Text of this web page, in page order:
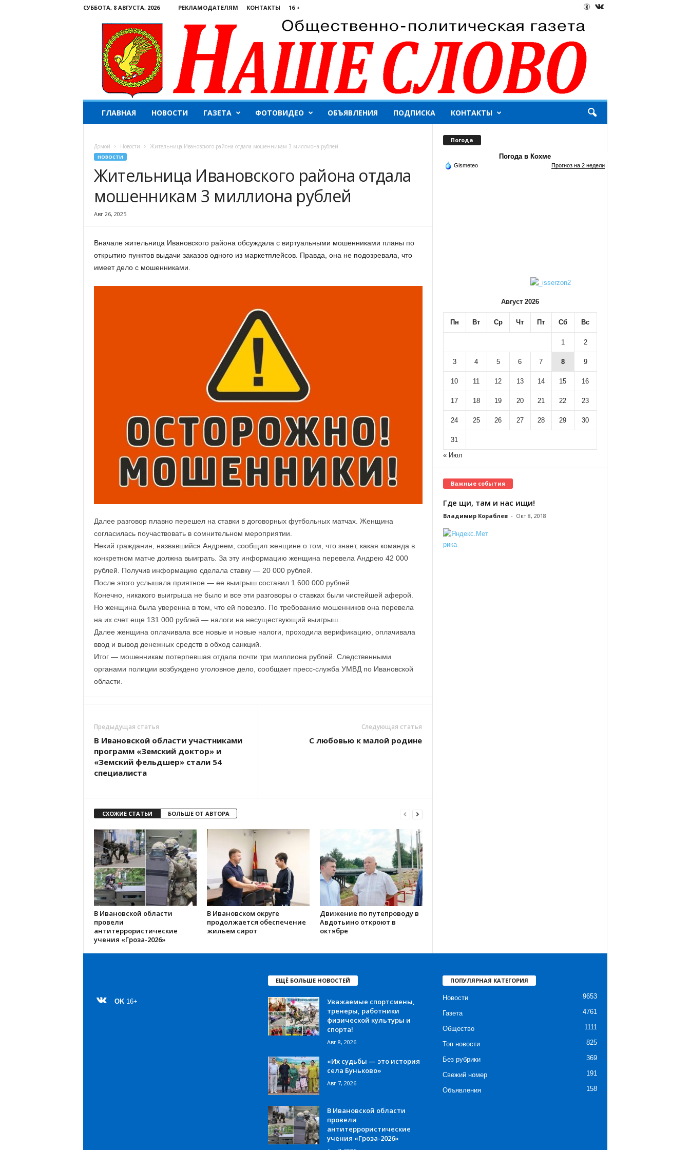
СУББОТА, 8 АВГУСТА, 2026 РЕКЛАМОДАТЕЛЯМ КОНТАКТЫ 16 +
ш
ГЛАВНАЯ НОВОСТИ ГАЗЕТА ФОТОВИДЕО ОБЪЯВЛЕНИЯ ПОДПИСКА КОНТАКТЫ
Домой Новости Жительница Ивановского района отдала мошенникам 3 миллиона рублей
НОВОСТИ
Жительница Ивановского района отдала
мошенникам 3 миллиона рублей
Авг 26, 2025
Вначале жительница Ивановского района обсуждала с виртуальными мошенниками планы по
открытию пунктов выдачи заказов одного из маркетплейсов. Правда, она не подозревала, что
имеет дело с мошенниками.
Далее разговор плавно перешел на ставки в договорных футбольных матчах. Женщина
согласилась поучаствовать в сомнительном мероприятии.
Некий гражданин, назвавшийся Андреем, сообщил женщине о том, что знает, какая команда в
конкретном матче должна выиграть. За эту информацию женщина перевела Андрею 42 000
рублей. Получив информацию сделала ставку — 20 000 рублей.
После этого услышала приятное — ее выигрыш составил 1 600 000 рублей.
Конечно, никакого выигрыша не было и все эти разговоры о ставках были чистейшей аферой.
Но женщина была уверенна в том, что ей повезло. По требованию мошенников она перевела
на их счет еще 131 000 рублей — налоги на несуществующий выигрыш.
Далее женщина оплачивала все новые и новые налоги, проходила верификацию, оплачивала
ввод и вывод денежных средств в обход санкций.
Итог — мошенникам потерпевшая отдала почти три миллиона рублей. Следственными
органами полиции возбуждено уголовное дело, сообщает пресс-служба УМВД по Ивановской
области.
Предыдущая статья
В Ивановской области участниками
программ «Земский доктор» и
«Земский фельдшер» стали 54
специалиста
Следующая статья
С любовью к малой родине
СХОЖИЕ СТАТЬИ БОЛЬШЕ ОТ АВТОРА
В Ивановской области
провели
антитеррористические
учения «Гроза-2026»
В Ивановском округе
продолжается обеспечение
жильем сирот
Движение по путепроводу в
Авдотьино откроют в
октябре
Погода
Погода в Кохме
Gismeteo Прогноз на 2 недели
Август 2026
Пн Вт Ср Чт Пт Сб Вс
1 2
3 4 5 6 7 8 9
10 11 12 13 14 15 16
17 18 19 20 21 22 23
24 25 26 27 28 29 30
31
« Июл
Важные события
Где щи, там и нас ищи!
Владимир Кораблев - Окт 8, 2018
OK 16+
ЕЩЁ БОЛЬШЕ НОВОСТЕЙ
Уважаемые спортсмены,
тренеры, работники
физической культуры и
спорта!
Авг 8, 2026
«Их судьбы — это история
села Буньково»
Авг 7, 2026
В Ивановской области
провели
антитеррористические
учения «Гроза-2026»
ПОПУЛЯРНАЯ КАТЕГОРИЯ
Новости 9653
Газета 4761
Общество 1111
Топ новости 825
Без рубрики 369
Свежий номер 191
Объявления 158